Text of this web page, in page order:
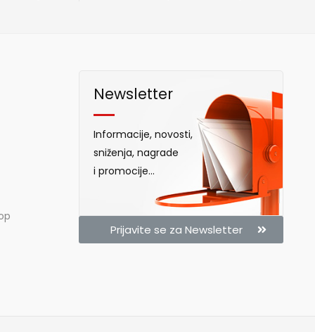
Newsletter
Informacije, novosti,
sniženja, nagrade
i promocije...
Prijavite se za Newsletter